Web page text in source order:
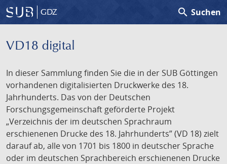
GDZ search Suchen
VD18 digital
In dieser Sammlung finden Sie die in der SUB Göttingen
vorhandenen digitalisierten Druckwerke des 18.
Jahrhunderts. Das von der Deutschen
Forschungsgemeinschaft geförderte Projekt
„Verzeichnis der im deutschen Sprachraum
erschienenen Drucke des 18. Jahrhunderts” (VD 18) zielt
darauf ab, alle von 1701 bis 1800 in deutscher Sprache
oder im deutschen Sprachbereich erschienenen Drucke